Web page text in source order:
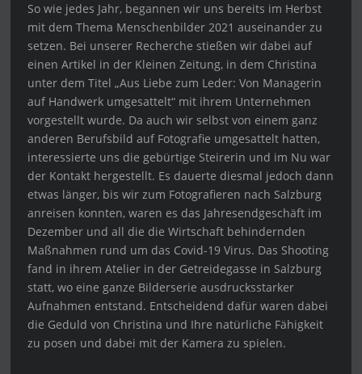
So wie jedes Jahr, begannen wir uns bereits im Herbst
mit dem Thema Menschenbilder 2021 auseinander zu
setzen. Bei unserer Recherche stießen wir dabei auf
einen Artikel in der Kleinen Zeitung, in dem Christina
unter dem Titel „Aus Liebe zum Leder: Von Managerin
auf Handwerk umgesattelt“ mit ihrem Unternehmen
vorgestellt wurde. Da auch wir selbst von einem ganz
anderen Berufsbild auf Fotografie umgesattelt hatten,
interessierte uns die gebürtige Steirerin und im Nu war
der Kontakt hergestellt. Es dauerte diesmal jedoch dann
etwas länger, bis wir zum Fotografieren nach Salzburg
anreisen konnten, waren es das Jahresendgeschäft im
Dezember und all die die Wirtschaft behindernden
Maßnahmen rund um das Covid-19 Virus. Das Shooting
fand in ihrem Atelier in der Getreidegasse in Salzburg
statt, wo eine ganze Bilderserie ausdrucksstarker
Aufnahmen entstand. Entscheidend dafür waren dabei
die Geduld von Christina und Ihre natürliche Fähigkeit
zu posen und dabei mit der Kamera zu spielen.